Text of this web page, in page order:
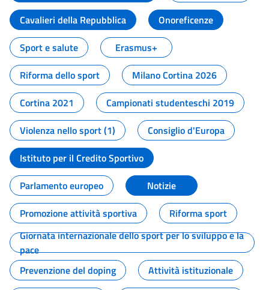
Cavalieri della Repubblica
Onoreficenze
Sport e salute
Erasmus+
Riforma dello sport
Milano Cortina 2026
Cortina 2021
Campionati studenteschi 2019
Violenza nello sport (1)
Consiglio d'Europa
Istituto per il Credito Sportivo
Parlamento europeo
Notizie
Promozione attività sportiva
Riforma sport
Giornata internazionale dello sport per lo sviluppo e la
pace
Prevenzione del doping
Attività istituzionale